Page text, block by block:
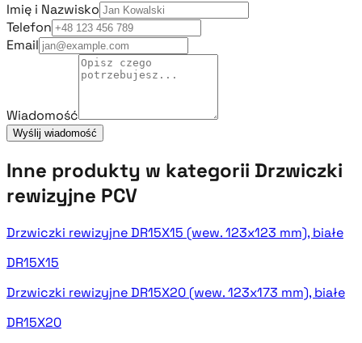
Imię i Nazwisko
Telefon
Email
Wiadomość
Wyślij wiadomość
Inne produkty w kategorii Drzwiczki
rewizyjne PCV
Drzwiczki rewizyjne DR15X15 (wew. 123x123 mm), białe
DR15X15
Drzwiczki rewizyjne DR15X20 (wew. 123x173 mm), białe
DR15X20